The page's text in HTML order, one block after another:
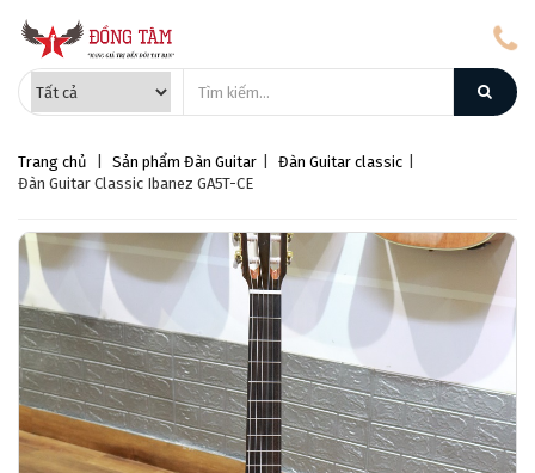
Trang chủ Sản phẩm Đàn Guitar Đàn Guitar classic
Đàn Guitar Classic Ibanez GA5T-CE